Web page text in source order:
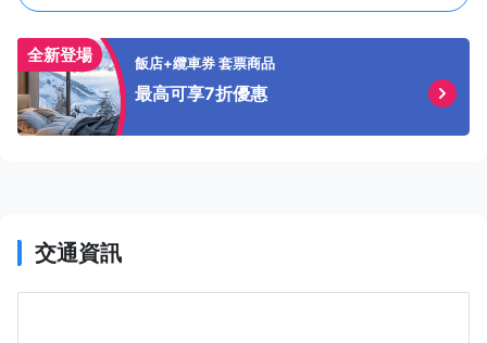
全新登場 飯店+纜車券 套票商品
最高可享7折優惠
交通資訊